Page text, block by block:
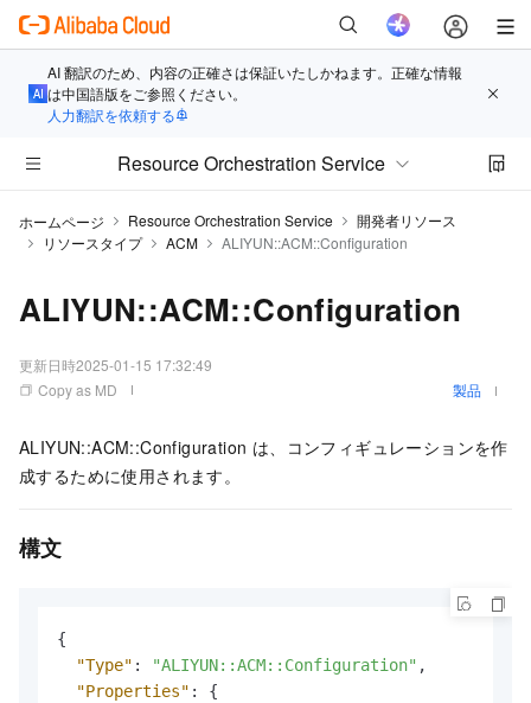
AI 翻訳のため、内容の正確さは保証いたしかねます。正確な情報
は中国語版をご参照ください。
人力翻訳を依頼する
Resource Orchestration Service
ホームページ Resource Orchestration Service
開発者リソース
リソースタイプ
ACM ALIYUN::ACM::Configuration
ALIYUN::ACM::Configuration
更新日時2025-01-15 17:32:49
Copy as MD
製品
ALIYUN::ACM::Configuration は、コンフィギュレーションを作
成するために使用されます。
構文
{
"Type" : "ALIYUN::ACM::Configuration" ,
"Properties" :
{